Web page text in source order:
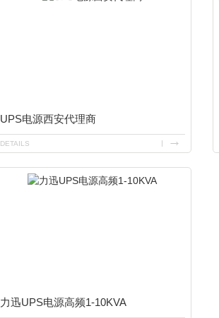
UPS电源西安代理商
DETAILS
力迅UPS电源高频1-10KVA